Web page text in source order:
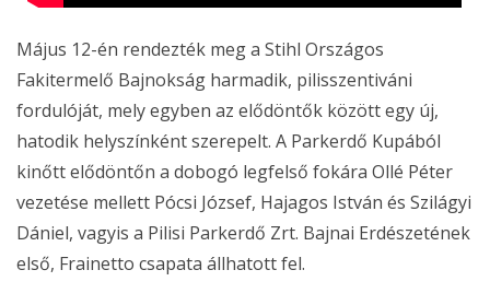
Május 12-én rendezték meg a Stihl Országos
Fakitermelő Bajnokság harmadik, pilisszentiváni
fordulóját, mely egyben az elődöntők között egy új,
hatodik helyszínként szerepelt. A Parkerdő Kupából
kinőtt elődöntőn a dobogó legfelső fokára Ollé Péter
vezetése mellett Pócsi József, Hajagos István és Szilágyi
Dániel, vagyis a Pilisi Parkerdő Zrt. Bajnai Erdészetének
első, Frainetto csapata állhatott fel.